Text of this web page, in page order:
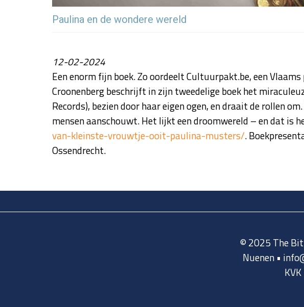
Paulina en de wondere wereld
12-02-2024
Een enorm fijn boek. Zo oordeelt Cultuurpakt.be, een
Croonenberg beschrijft in zijn tweedelige boek het
Records), bezien door haar eigen ogen, en draait de rollen
mensen aanschouwt. Het lijkt een droomwereld – en dat is
van-kleinste-vrouwtje-ooit-paulina-musters/.
Ossendrecht.
© 2025 The
Nuenen •